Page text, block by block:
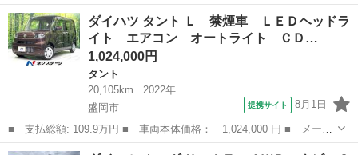
ー名： ダイハツ ■ 車種名： タフト ■ グレード名： Ｇ ４Ｗ
Ｄ スカイフィールトップ 電子パーキング シートヒーター オ
ートブレ...
岩手 盛岡市 ダイハツ
ダイハツ タント Ｌ 禁煙車 ＬＥＤヘッドラ
イト エアコン オートライト ＣＤ…
1,024,000円
タント
20,105km
2022年
盛岡市
提携サイト 8月1日
■ 支払総額: 109.9万円 ■ 車両本体価格： 1,024,000 円 ■ メーカ
ー名： ダイハツ ■ 車種名： タント ■ グレード名： Ｌ 禁煙
岩手 盛岡市 タント